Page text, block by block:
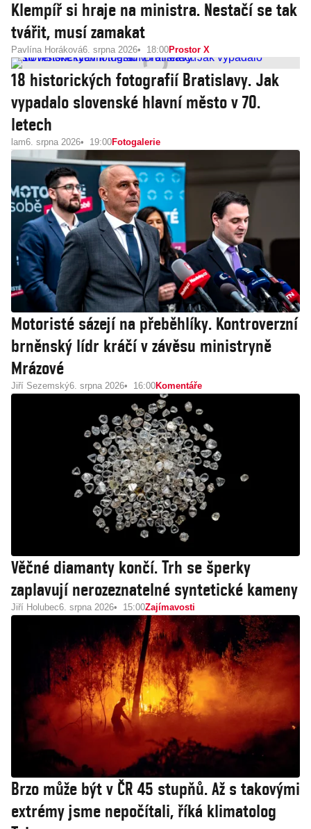
Klempíř si hraje na ministra. Nestačí se tak
tvářit, musí zamakat
Pavlína Horáková6. srpna 2026 18:00Prostor X
18 historických fotografií Bratislavy. Jak
vypadalo slovenské hlavní město v 70.
letech
lam6. srpna 2026 19:00Fotogalerie
Motoristé sázejí na přeběhlíky. Kontroverzní
brněnský lídr kráčí v závěsu ministryně
Mrázové
Jiří Sezemský6. srpna 2026 16:00Komentáře
Věčné diamanty končí. Trh se šperky
zaplavují nerozeznatelné syntetické kameny
Jiří Holubec6. srpna 2026 15:00Zajímavosti
Brzo může být v ČR 45 stupňů. Až s takovými
extrémy jsme nepočítali, říká klimatolog